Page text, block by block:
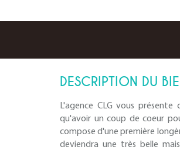
DESCRIPTION DU
L'agence CLG vous
qu'avoir un coup de coeur
compose d'une première
deviendra une très belle